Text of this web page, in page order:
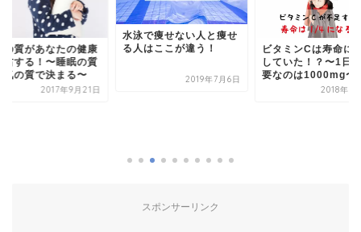
の質があなたの健康
右する！〜睡眠の質
気の質で決まる〜
2017年9月21日
水泳で痩せない人と痩せ
る人はここが違う！
2019年7月6日
ビタミンCは寿命に
していた！？〜1日
要なのは1000mg〜
2018年7
スポンサーリンク